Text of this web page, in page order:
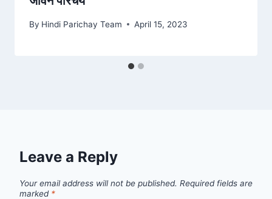
By Hindi Parichay Team April 15, 2023
Leave a Reply
Your email address will not be published. Required fields are
marked *